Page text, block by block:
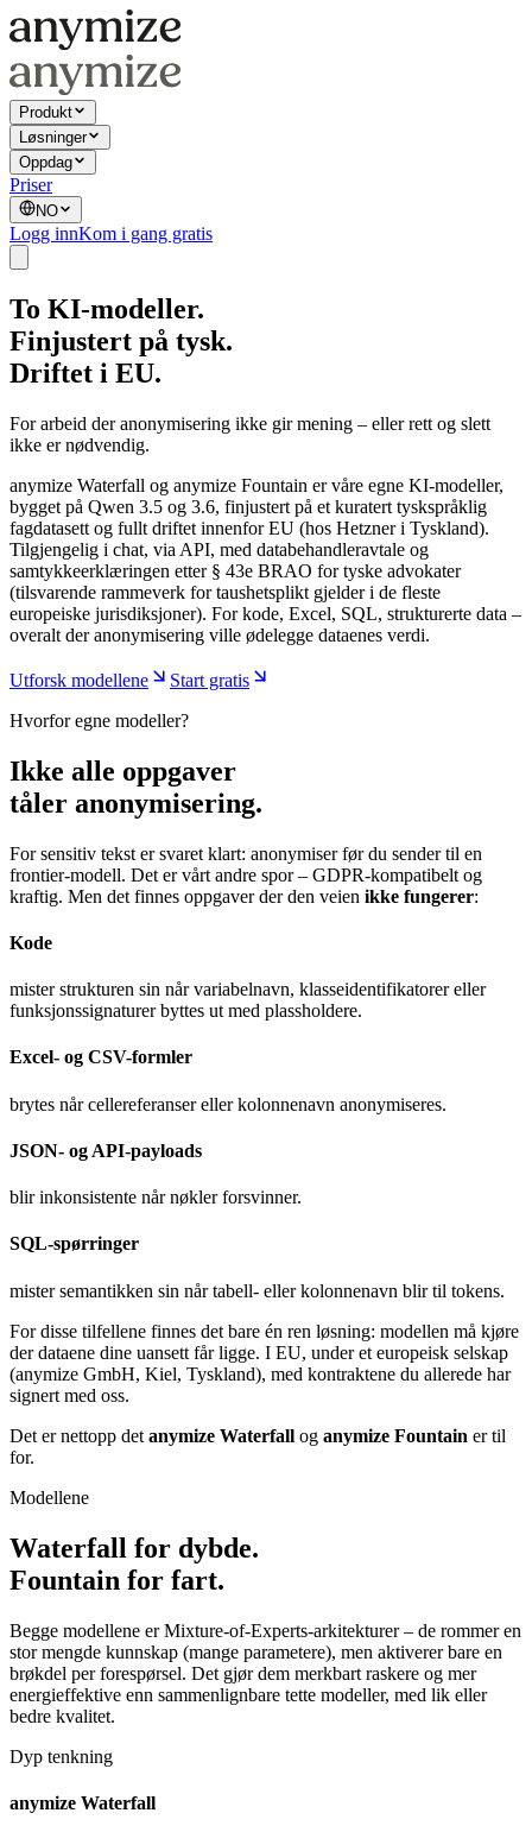
Produkt
Løsninger
Oppdag
Priser
NO
Logg innKom i gang gratis
To KI-modeller.
Finjustert på tysk.
Driftet i EU.
For arbeid der anonymisering ikke gir mening – eller rett og slett
ikke er nødvendig.
anymize Waterfall og anymize Fountain er våre egne KI-modeller,
bygget på Qwen 3.5 og 3.6, finjustert på et kuratert tyskspråklig
fagdatasett og fullt driftet innenfor EU (hos Hetzner i Tyskland).
Tilgjengelig i chat, via API, med databehandleravtale og
samtykkeerklæringen etter § 43e BRAO for tyske advokater
(tilsvarende rammeverk for taushetsplikt gjelder i de fleste
europeiske jurisdiksjoner). For kode, Excel, SQL, strukturerte data –
overalt der anonymisering ville ødelegge dataenes verdi.
Utforsk modellene
Start gratis
Hvorfor egne modeller?
Ikke alle oppgaver
tåler anonymisering.
For sensitiv tekst er svaret klart: anonymiser før du sender til en
frontier-modell. Det er vårt andre spor – GDPR-kompatibelt og
kraftig. Men det finnes oppgaver der den veien ikke fungerer:
Kode
mister strukturen sin når variabelnavn, klasseidentifikatorer eller
funksjonssignaturer byttes ut med plassholdere.
Excel- og CSV-formler
brytes når cellereferanser eller kolonnenavn anonymiseres.
JSON- og API-payloads
blir inkonsistente når nøkler forsvinner.
SQL-spørringer
mister semantikken sin når tabell- eller kolonnenavn blir til tokens.
For disse tilfellene finnes det bare én ren løsning: modellen må kjøre
der dataene dine uansett får ligge. I EU, under et europeisk selskap
(anymize GmbH, Kiel, Tyskland), med kontraktene du allerede har
signert med oss.
Det er nettopp det anymize Waterfall og anymize Fountain er til
for.
Modellene
Waterfall for dybde.
Fountain for fart.
Begge modellene er Mixture-of-Experts-arkitekturer – de rommer en
stor mengde kunnskap (mange parametere), men aktiverer bare en
brøkdel per forespørsel. Det gjør dem merkbart raskere og mer
energieffektive enn sammenlignbare tette modeller, med lik eller
bedre kvalitet.
Dyp tenkning
anymize Waterfall